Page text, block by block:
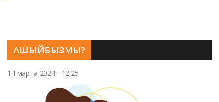
АШЫЙБЫЗМЫ?
14 марта 2024 - 12:25